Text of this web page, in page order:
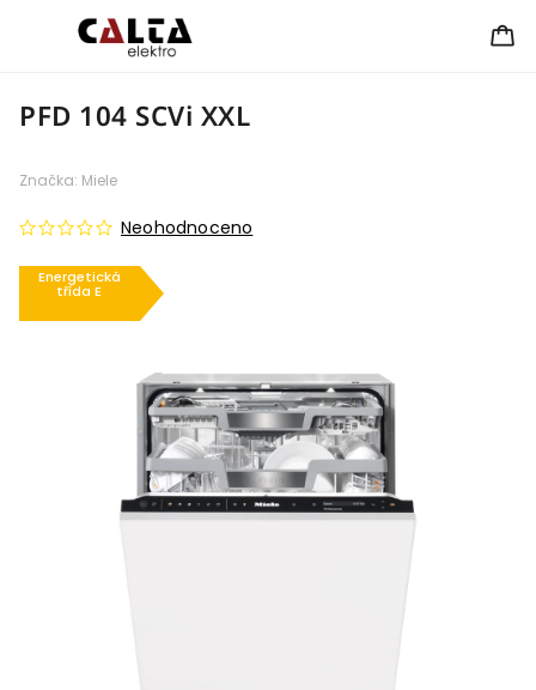
PFD 104 SCVi XXL
Energetická
třída E
Neohodnoceno
Značka: Miele